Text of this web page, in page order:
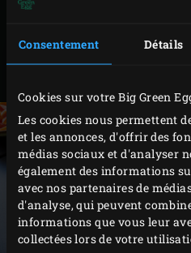
Consentement Détails
Cookies sur votre Big Green
Les cookies nous permettent
et les annonces, d'offrir des
médias sociaux et d'analyser
également des informations
avec nos partenaires de
d'analyse, qui peuvent
informations que vous leur
collectées lors de votre
Égouttez les haricots
rondelles. Épluchez et